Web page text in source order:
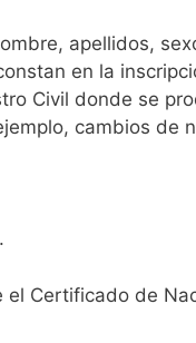
apellidos,
en la
Civil donde se
cambios de
el Certificado de